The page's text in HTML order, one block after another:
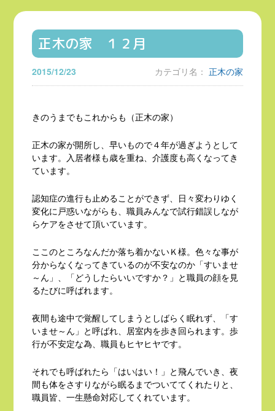
正木の家 １２月
2015/12/23 カテゴリ名： 正木の家
きのうまでもこれからも（正木の家）
正木の家が開所し、早いもので４年が過ぎようとして
います。入居者様も歳を重ね、介護度も高くなってき
ています。
認知症の進行も止めることができず、日々変わりゆく
変化に戸惑いながらも、職員みんなで試行錯誤しなが
らケアをさせて頂いています。
ここのところなんだか落ち着かないＫ様。色々な事が
分からなくなってきているのが不安なのか「すいませ
～ん」、「どうしたらいいですか？」と職員の顔を見
るたびに呼ばれます。
夜間も途中で覚醒してしまうとしばらく眠れず、「す
いませ～ん」と呼ばれ、居室内を歩き回られます。歩
行が不安定な為、職員もヒヤヒヤです。
それでも呼ばれたら「はいはい！」と飛んでいき、夜
間も体をさすりながら眠るまでついててくれたりと、
職員皆、一生懸命対応してくれています。